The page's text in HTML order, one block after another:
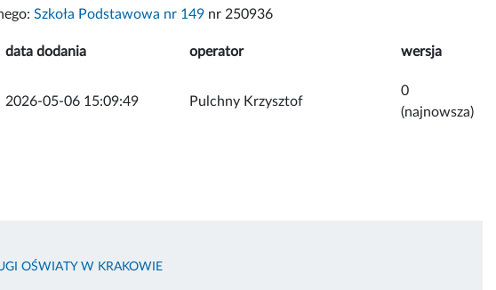
Szkoła Podstawowa nr 149 nr 250936
data dodania operator wersja
2026-05-06 15:09:49 Pulchny Krzysztof
0
(najnowsza)
OŚWIATY W KRAKOWIE